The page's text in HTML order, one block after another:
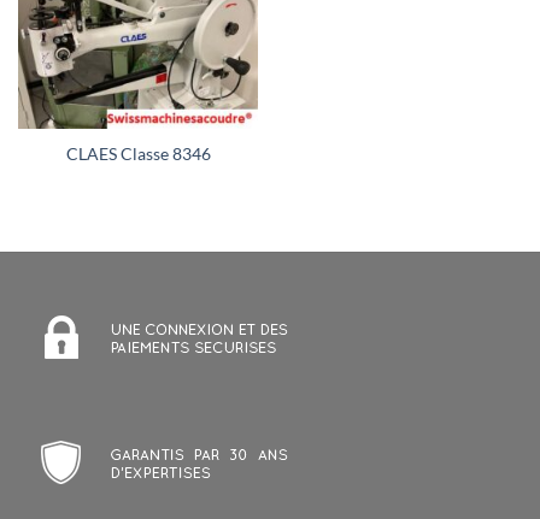
CLAES Classe 8346